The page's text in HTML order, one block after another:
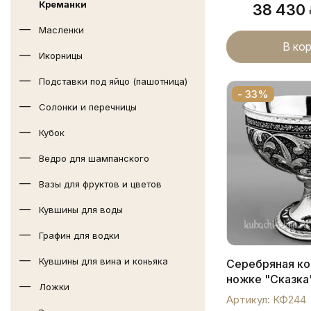
Креманки
Масленки
Икорницы
Подставки под яйцо (пашотница)
Солонки и перечницы
Кубок
Ведро для шампанского
Вазы для фруктов и цветов
Кувшины для воды
Графин для водки
Кувшины для вина и коньяка
Ложки
38 430
В
- 33%
Серебряная
ножке
Артикул: КФ244